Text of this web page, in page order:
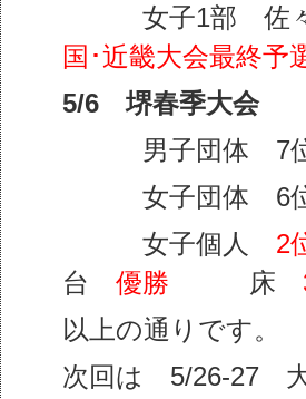
女子1部 佐
国･近畿大会最終予
5/6 堺春季大会
男子団体 7
女子団体 6
女子個人 2
台 優勝 床
以上の通りです。
次回は 5/26-27 大